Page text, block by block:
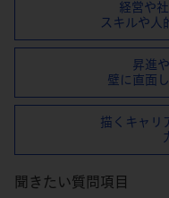
経営や
スキルや⼈
昇進
壁に直⾯
描くキャリ
聞きたい質問項目